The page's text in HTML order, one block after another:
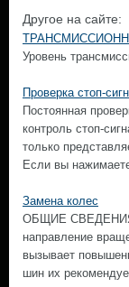
Другое на сайте:
Уровень
Проверка стоп-
Постоянная
контроль стоп-
только
Если вы
Замена колес
ОБЩИЕ СВЕДЕНИЯ.
направление
вызывает
шин их